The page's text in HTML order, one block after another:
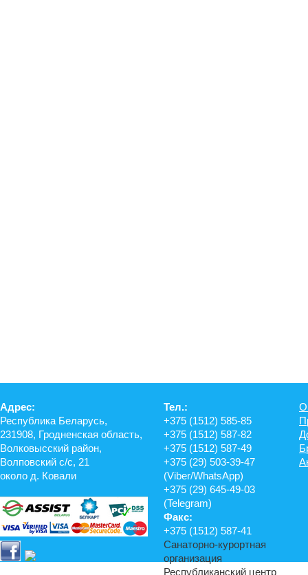
Адрес:
Республика Беларусь,
231908, Гродненская область,
Волковысский район,
Волповский с/с, 21
около д. Ковали
Тел.:
+375 (1512) 585-85
+375 (1512) 587-82
+375 (1512) 587-49
+375 (29) 503-39-47
(Viber/WhatsApp)
+375 (29) 645-49-03
(Telegram)
Факс:
+375 (1512) 587-41
Санаторно-курортная
организация
Республиканский центр
О